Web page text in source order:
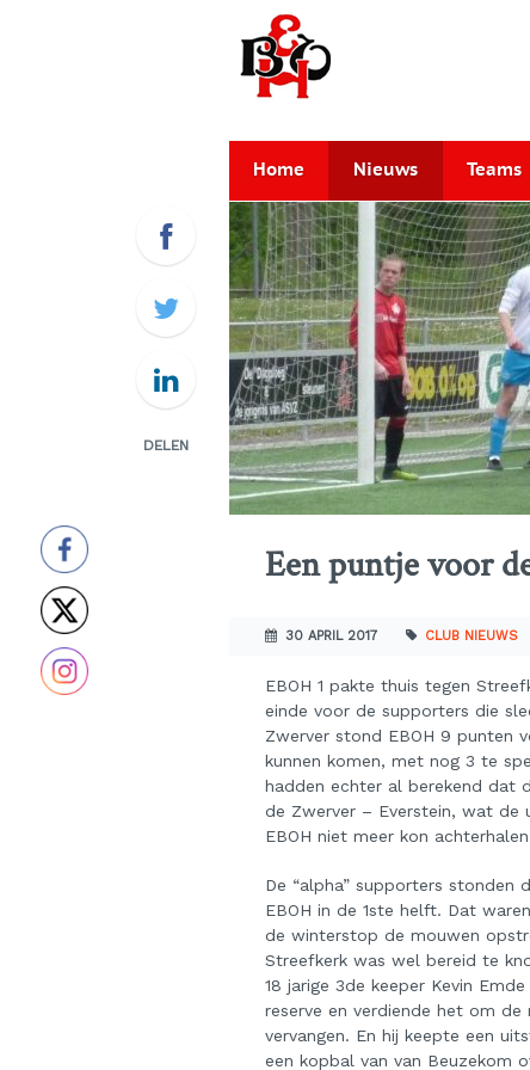
Home Nieuws Teams
Een puntje voor
30 APRIL 2017 CLUB NIEUWS
EBOH 1 pakte thuis tegen
einde voor de supporters die
Zwerver stond EBOH 9 punten
kunnen komen, met nog 3 te
hadden echter al berekend dat
de Zwerver – Everstein, wat de
EBOH niet meer kon
De “alpha” supporters stonden
EBOH in de 1ste helft. Dat
de winterstop de mouwen
Streefkerk was wel bereid te
18 jarige 3de keeper Kevin
reserve en verdiende het om de
vervangen. En hij keepte een
een kopbal van van Beuzekom
DELEN